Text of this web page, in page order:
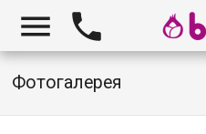
 
Фотогалерея